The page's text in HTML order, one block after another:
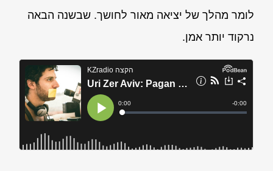
לומר מהלך של יציאה מאור לחושך. שבשנה הבאה
נרקוד יותר אמן.